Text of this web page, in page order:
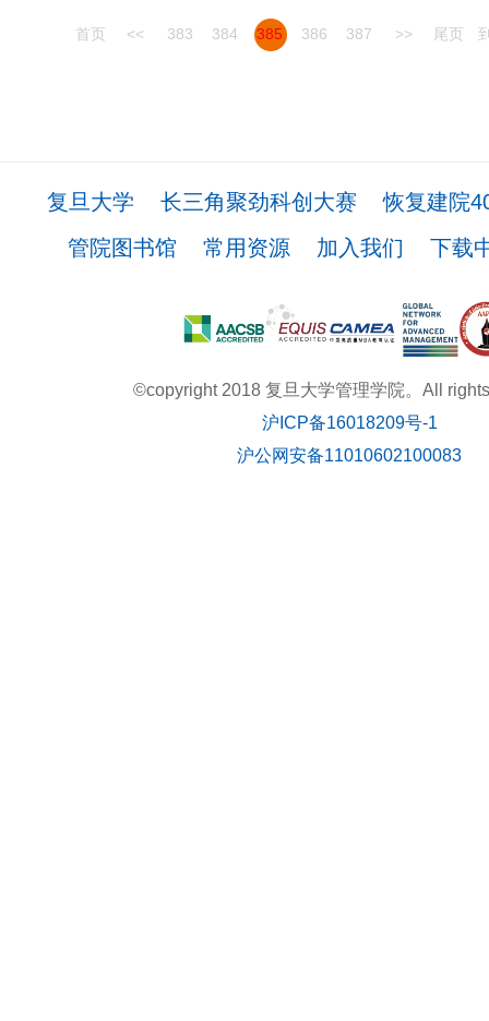
首页 << 383 384 385 386 387 >> 尾页
复旦大学 长三角聚劲科创大赛
恢复建院
管院图书馆
常用资源 加入我们 下载
©copyright 2018 复旦大学管理学院。All
沪ICP备16018209号-1
沪公网安备11010602100083